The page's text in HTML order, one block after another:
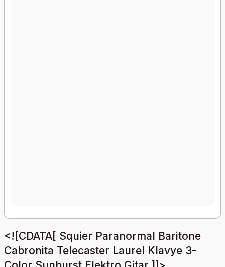
<![CDATA[ Squier Paranormal Baritone
Cabronita Telecaster Laurel Klavye 3-